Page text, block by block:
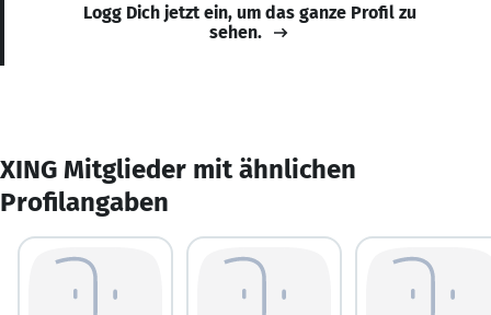
Logg Dich jetzt ein, um das ganze Profil zu
sehen.
XING Mitglieder mit ähnlichen
Profilangaben